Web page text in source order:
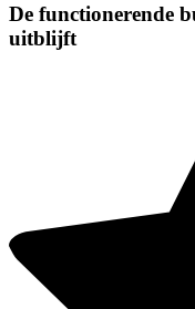
De functionerende
uitblijft